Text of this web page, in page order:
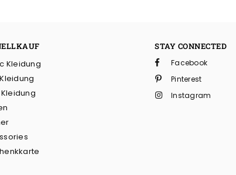
Kleidung
STAY CONNECTED
Facebook
Pinterest
Instagram